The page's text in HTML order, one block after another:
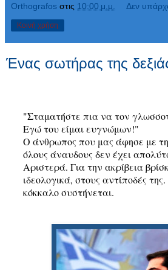
Orthografos στις 10:00 μ.μ. Δεν
Κοινή χρήση
Ένας σωτήρας της
"Σταματήστε πια να τον
Εγώ του είμαι ευγνώμων!"
Ο άνθρωπος που μας άφησε με
όλους άναυδους δεν έχει
Αριστερά. Για την ακρίβεια
ιδεολογικά, στους αντίποδές
κόκκαλο συστήνεται.